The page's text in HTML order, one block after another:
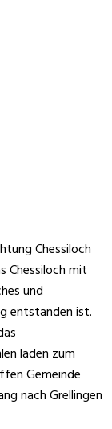
Chessiloch
Chessiloch mit
und
entstanden ist.
laden zum
Gemeinde
nach Grellingen